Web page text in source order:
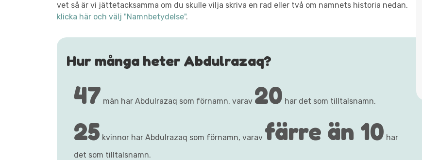
vet så är vi jättetacksamma om du skulle vilja skriva en rad eller två om namnets historia nedan,
klicka här och välj "Namnbetydelse".
Hur många heter Abdulrazaq?
47 män har Abdulrazaq som förnamn, varav 20 har det som tilltalsnamn.
25 kvinnor har Abdulrazaq som förnamn, varav färre än 10 har
det som tilltalsnamn.